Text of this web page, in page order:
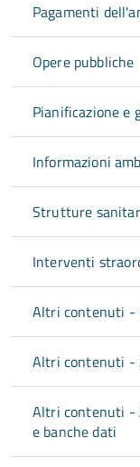
Pagamenti
Opere pubbliche
Pianificazione e
Informazioni
Strutture
Interventi
Altri contenuti -
Altri contenuti -
Altri contenuti -
e banche dati